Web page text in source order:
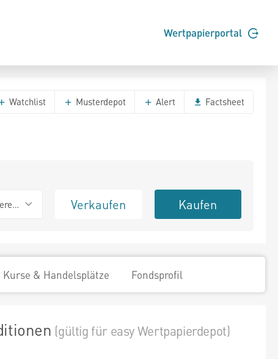
Wertpapierportal
Watchlist Musterdepot Alert Factsheet
Verkaufen Kaufen
Kurse & Handelsplätze Fondsprofil
(gültig für easy Wertpapierdepot)